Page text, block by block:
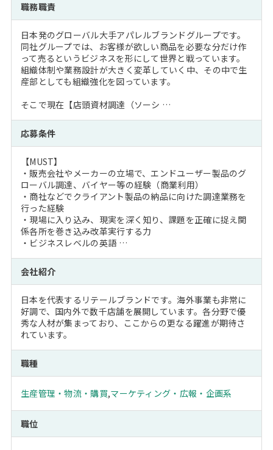
職務職責
日本発のグローバル大手アパレルブランドグループです。
同社グループでは、お客様が欲しい商品を必要な分だけ作
って売るというビジネスを形にして世界と戦っています。
組織体制や業務設計が大きく変革していく中、その中で生
産部としても組織強化を図っています。
そこで現在【店頭資材調達（ソーシ …
応募条件
【MUST】
・販売会社やメーカーの立場で、エンドユーザー製品のグ
ローバル調達、バイヤー等の経験（商業利用）
・商社などでクライアント製品の納品に向けた調達業務を
行った経験
・現場に入り込み、現実を深く知り、課題を正確に捉え関
係各所を巻き込み改革実行する力
・ビジネスレベルの英語 …
会社紹介
日本を代表するリテールブランドです。海外事業も非常に
好調で、国内外で数千店舗を展開しています。各分野で優
秀な人材が集まっており、ここからの更なる躍進が期待さ
れています。
職種
生産管理・物流・購買,マーケティング・広報・企画系
職位